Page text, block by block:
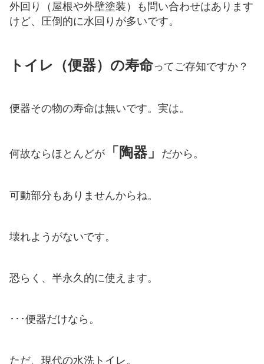
外回り（屋根や外壁塗装）も問い合わせはあります
けど、圧倒的に水回りが多いです。
トイレ（便器）の寿命ってご存知ですか？
便器その物の寿命は無いです。実は。
何故ならほとんどが 「陶器」 だから。
可動部分もありませんからね。
壊れようがないです。
恐らく、半永久的に使えます。
･･･便器だけなら。
ただ、現代の水洗トイレ。